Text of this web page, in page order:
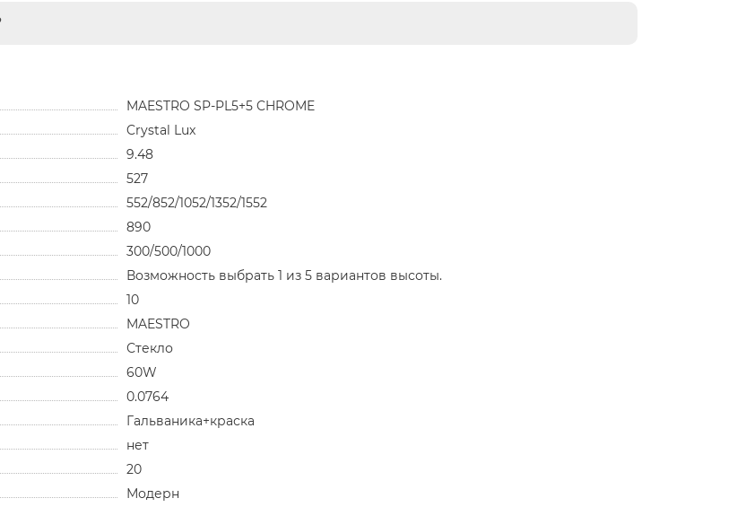
MAESTRO SP-PL5+5 CHROME
Crystal Lux
9.48
527
552/852/1052/1352/1552
890
300/500/1000
Возможность выбрать 1 из 5 вариантов высоты.
10
MAESTRO
Стекло
60W
0.0764
Гальваника+краска
нет
20
Модерн